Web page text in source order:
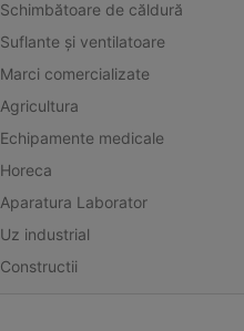
Schimbătoare de căldură
Suflante și ventilatoare
Marci comercializate
Agricultura
Echipamente medicale
Horeca
Aparatura Laborator
Uz industrial
Constructii